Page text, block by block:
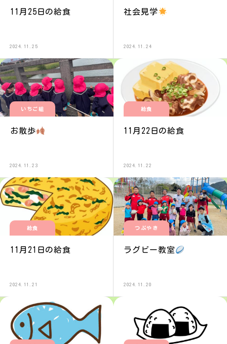
11月25日の給食
2024.11.25
社会見学
2024.11.24
いちご組
お散歩
2024.11.23
給食
11月22日の給食
2024.11.22
給食
11月21日の給食
2024.11.21
つぶやき
ラグビー教室
2024.11.20